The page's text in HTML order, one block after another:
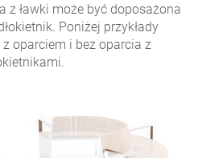
z ławki może być doposażona
Poniżej przykłady
z oparciem i bez oparcia z